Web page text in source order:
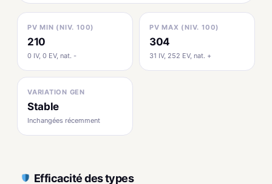
PV MIN (NIV. 100)
210
0 IV, 0 EV, nat. -
PV MAX (NIV. 100)
304
31 IV, 252 EV, nat. +
VARIATION GEN
Stable
Inchangées récemment
Efficacité des types